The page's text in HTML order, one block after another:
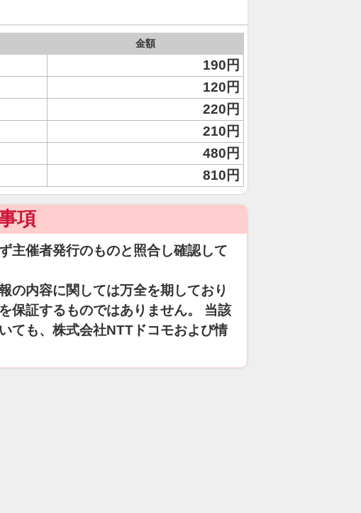
金額
190円
120円
220円
210円
480円
810円
項
主催者発行のものと照合し確認して
の内容に関しては万全を期しており
保証するものではありません。 当該
ても、株式会社NTTドコモおよび情